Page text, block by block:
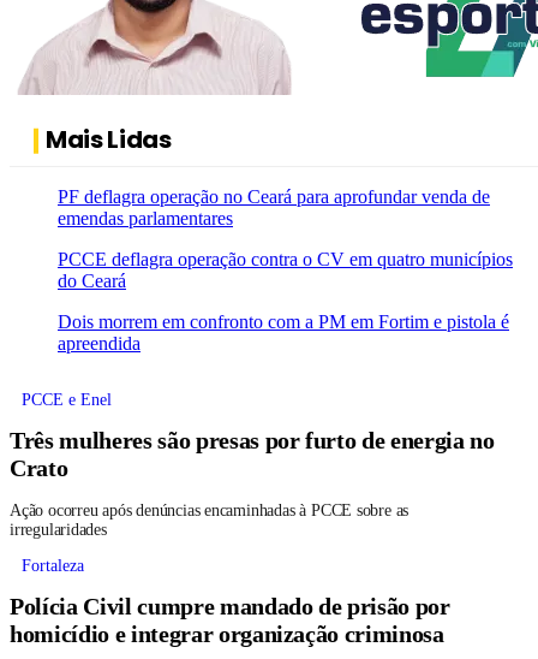
Mais Lidas
PF deflagra operação no Ceará para aprofundar venda de
emendas parlamentares
PCCE deflagra operação contra o CV em quatro municípios
do Ceará
Dois morrem em confronto com a PM em Fortim e pistola é
apreendida
PCCE e Enel
Três mulheres são presas por furto de energia no
Crato
Ação ocorreu após denúncias encaminhadas à PCCE sobre as
irregularidades
Fortaleza
Polícia Civil cumpre mandado de prisão por
homicídio e integrar organização criminosa